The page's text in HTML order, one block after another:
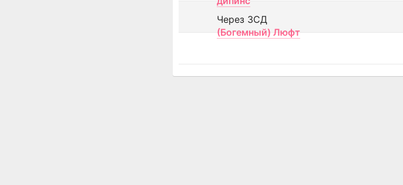
Через ЗСД
(Богемный) Люфт